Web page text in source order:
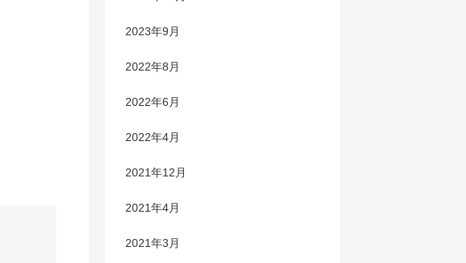
2023年9月
2022年8月
2022年6月
2022年4月
2021年12月
2021年4月
2021年3月